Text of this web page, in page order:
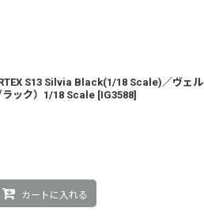
S13 Silvia Black(1/18 Scale)／ヴェル
ラック）1/18 Scale [IG3588]
カートに入れる